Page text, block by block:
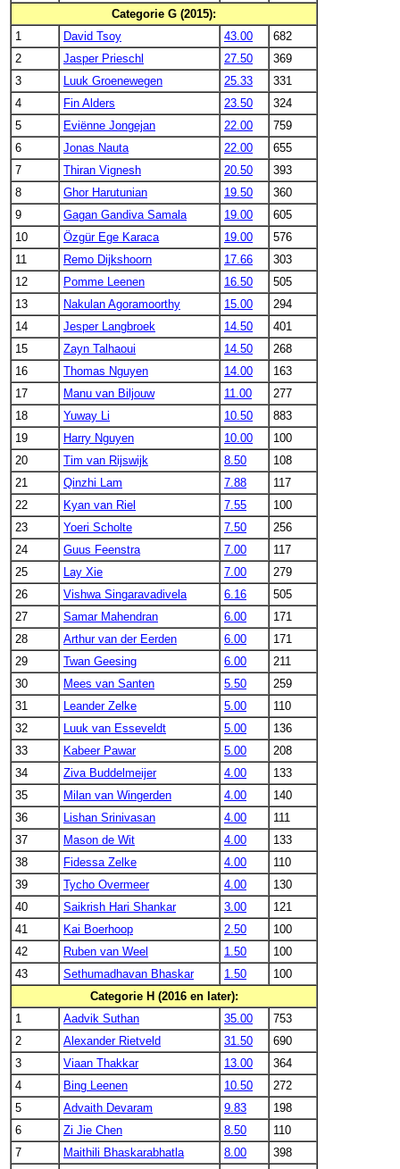
Categorie G (2015):
1
David Tsoy 43.00
682
2
Jasper Prieschl 27.50
369
3
Luuk Groenewegen 25.33
331
4
Fin Alders 23.50
324
5
Eviënne Jongejan 22.00
759
6
Jonas Nauta 22.00
655
7
Thiran Vignesh 20.50
393
8
Ghor Harutunian 19.50
360
9
Gagan Gandiva Samala 19.00
605
10
Özgür Ege Karaca 19.00
576
11
Remo Dijkshoorn 17.66
303
12
Pomme Leenen 16.50
505
13
Nakulan Agoramoorthy 15.00
294
14
Jesper Langbroek 14.50
401
15
Zayn Talhaoui 14.50
268
16
Thomas Nguyen 14.00
163
17
Manu van Biljouw 11.00
277
18
Yuway Li 10.50
883
19
Harry Nguyen 10.00
100
20
Tim van Rijswijk 8.50
108
21
Qinzhi Lam 7.88
117
22
Kyan van Riel 7.55
100
23
Yoeri Scholte 7.50
256
24
Guus Feenstra 7.00
117
25
Lay Xie 7.00
279
26
Vishwa Singaravadivela 6.16
505
27
Samar Mahendran 6.00
171
28
Arthur van der Eerden 6.00
171
29
Twan Geesing 6.00
211
30
Mees van Santen 5.50
259
31
Leander Zelke 5.00
110
32
Luuk van Esseveldt 5.00
136
33
Kabeer Pawar 5.00
208
34
Ziva Buddelmeijer 4.00
133
35
Milan van Wingerden 4.00
140
36
Lishan Srinivasan 4.00
111
37
Mason de Wit 4.00
133
38
Fidessa Zelke 4.00
110
39
Tycho Overmeer 4.00
130
40
Saikrish Hari Shankar 3.00
121
41
Kai Boerhoop 2.50
100
42
Ruben van Weel 1.50
100
43
Sethumadhavan Bhaskar 1.50
100
Categorie H (2016 en later):
1
Aadvik Suthan 35.00
753
2
Alexander Rietveld 31.50
690
3
Viaan Thakkar 13.00
364
4
Bing Leenen 10.50
272
5
Advaith Devaram 9.83
198
6
Zi Jie Chen 8.50
110
7
Maithili Bhaskarabhatla 8.00
398